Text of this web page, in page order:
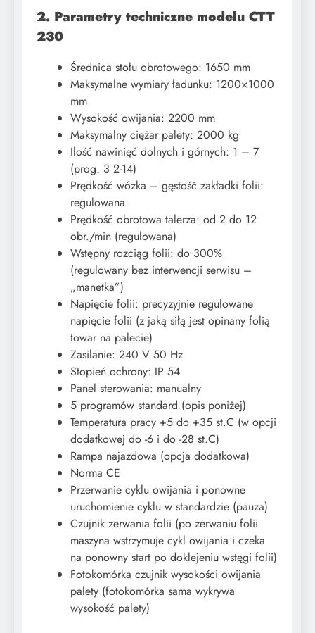
2. Parametry techniczne modelu CTT
230
Średnica stołu obrotowego: 1650 mm
Maksymalne wymiary ładunku: 1200×1000
mm
Wysokość owijania: 2200 mm
Maksymalny ciężar palety: 2000 kg
Ilość nawinięć dolnych i górnych: 1 – 7
(prog. 3 2-14)
Prędkość wózka – gęstość zakładki folii:
regulowana
Prędkość obrotowa talerza: od 2 do 12
obr./min (regulowana)
Wstępny rozciąg folii: do 300%
(regulowany bez interwencji serwisu –
„manetka”)
Napięcie folii: precyzyjnie regulowane
napięcie folii (z jaką siłą jest opinany folią
towar na palecie)
Zasilanie: 240 V 50 Hz
Stopień ochrony: IP 54
Panel sterowania: manualny
5 programów standard (opis poniżej)
Temperatura pracy +5 do +35 st.C (w opcji
dodatkowej do -6 i do -28 st.C)
​Rampa najazdowa (opcja dodatkowa)
Norma CE
Przerwanie cyklu owijania i ponowne
uruchomienie cyklu w standardzie (pauza)
Czujnik zerwania folii (po zerwaniu folii
maszyna wstrzymuje cykl owijania i czeka
na ponowny start po doklejeniu wstęgi folii)
Fotokomórka czujnik wysokości owijania
palety (fotokomórka sama wykrywa
wysokość palety)